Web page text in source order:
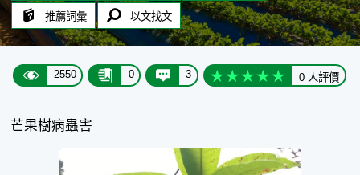
推薦詞彙 以文找文
2550 0 3 0 人評價
芒果樹病蟲害